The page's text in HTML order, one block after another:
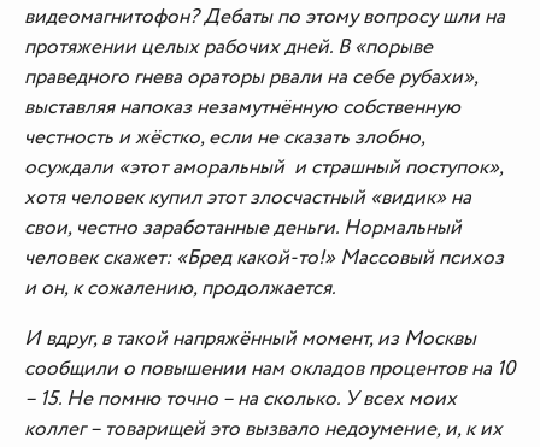
видеомагнитофон? Дебаты по этому вопросу шли на
протяжении целых рабочих дней. В «порыве
праведного гнева ораторы рвали на себе рубахи»,
выставляя напоказ незамутнённую собственную
честность и жёстко, если не сказать злобно,
осуждали «этот аморальный и страшный поступок»,
хотя человек купил этот злосчастный «видик» на
свои, честно заработанные деньги. Нормальный
человек скажет: «Бред какой-то!» Массовый психоз
и он, к сожалению, продолжается.
И вдруг, в такой напряжённый момент, из Москвы
сообщили о повышении нам окладов процентов на 10
– 15. Не помню точно – на сколько. У всех моих
коллег – товарищей это вызвало недоумение, и, к их